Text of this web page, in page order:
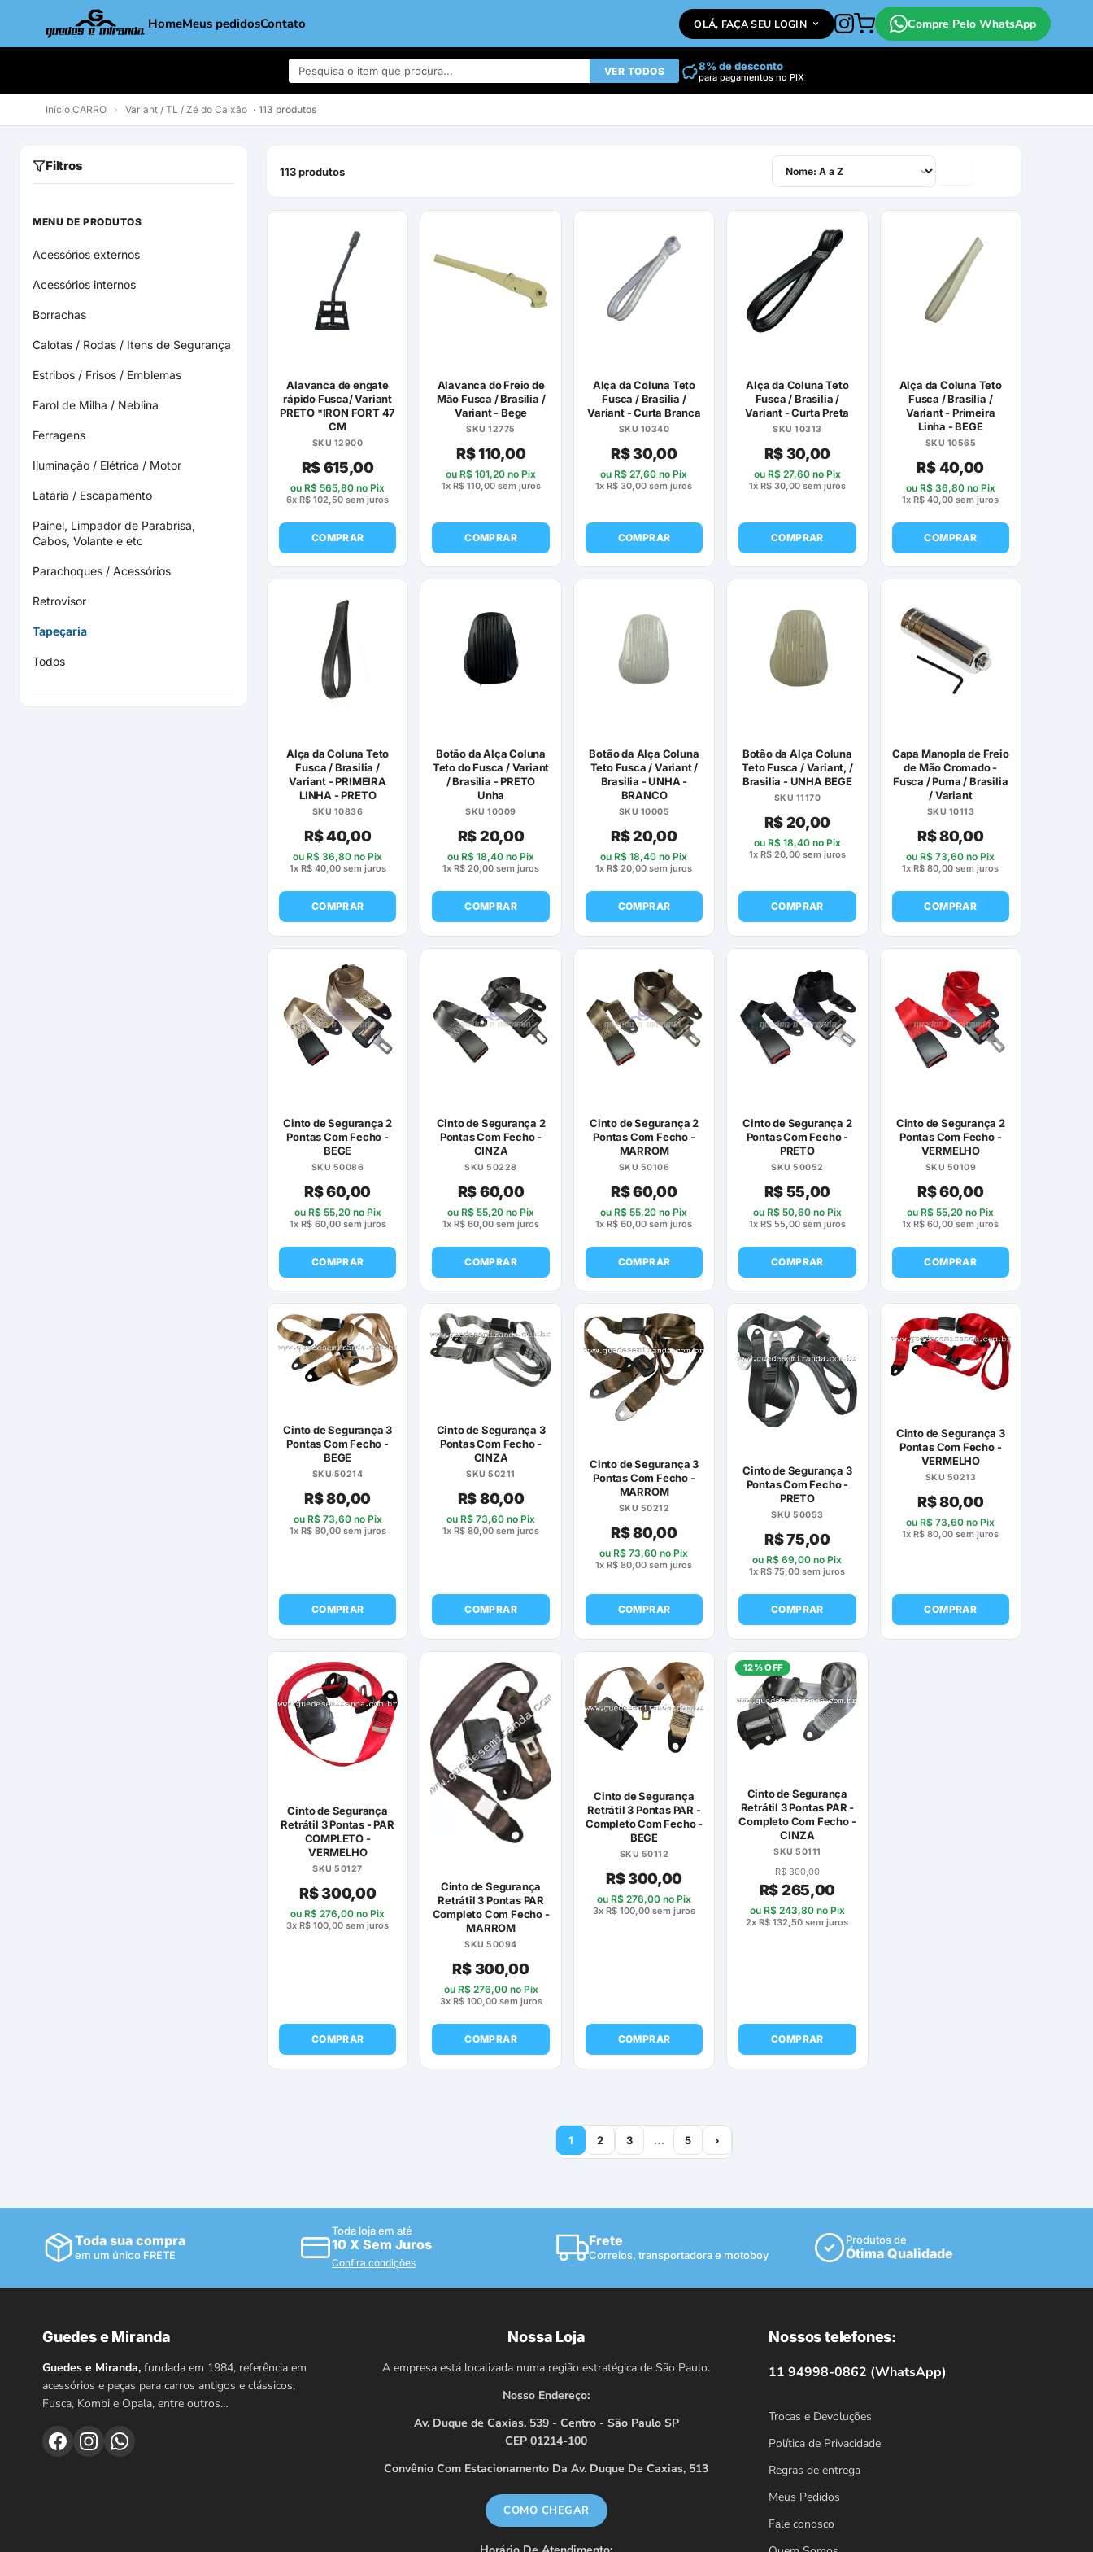
HomeMeus pedidosContato OLÁ, FAÇA SEU LOGIN Compre Pelo WhatsApp
VER TODOS 8% de desconto
para pagamentos no PIX
Início CARRO › Variant / TL / Zé do Caixão · 113 produtos
Filtros
MENU DE PRODUTOS
Acessórios externos
Acessórios internos
Borrachas
Calotas / Rodas / Itens de Segurança
Estribos / Frisos / Emblemas
Farol de Milha / Neblina
Ferragens
Iluminação / Elétrica / Motor
Lataria / Escapamento
Painel, Limpador de Parabrisa,
Cabos, Volante e etc
Parachoques / Acessórios
Retrovisor
Tapeçaria
Todos
113 produtos
Alavanca de engate
rápido Fusca/ Variant
PRETO *IRON FORT 47
CM
SKU 12900
R$615,00
ouR$ 565,80 no Pix
6xR$ 102,50 sem juros
COMPRAR
Alavanca do Freio de
Mão Fusca / Brasilia /
Variant - Bege
SKU 12775
R$110,00
ouR$ 101,20 no Pix
1x R$110,00sem juros
COMPRAR
Alça da Coluna Teto
Fusca / Brasilia /
Variant - Curta Branca
SKU 10340
R$30,00
ouR$ 27,60 no Pix
1xR$ 30,00 sem juros
COMPRAR
Alça da Coluna Teto
Fusca / Brasilia /
Variant - Curta Preta
SKU 10313
R$30,00
ou R$27,60no Pix
1x R$30,00sem juros
COMPRAR
Alça da Coluna Teto
Fusca / Brasilia /
Variant - Primeira
Linha - BEGE
SKU 10565
R$40,00
ou R$36,80no Pix
1xR$ 40,00 sem juros
COMPRAR
Alça da Coluna Teto
Fusca / Brasilia /
Variant - PRIMEIRA
LINHA - PRETO
SKU 10836
R$40,00
ouR$ 36,80 no Pix
1x R$40,00sem juros
COMPRAR
Botão da Alça Coluna
Teto do Fusca / Variant
/ Brasilia - PRETO
Unha
SKU 10009
R$20,00
ouR$ 18,40 no Pix
1xR$ 20,00 sem juros
COMPRAR
Botão da Alça Coluna
Teto Fusca / Variant /
Brasilia - UNHA -
BRANCO
SKU 10005
R$20,00
ouR$ 18,40 no Pix
1xR$ 20,00 sem juros
COMPRAR
Botão da Alça Coluna
Teto Fusca / Variant, /
Brasilia - UNHA BEGE
SKU 11170
R$20,00
ou R$18,40no Pix
1x R$20,00sem juros
COMPRAR
Capa Manopla de Freio
de Mão Cromado -
Fusca / Puma / Brasilia
/ Variant
SKU 10113
R$80,00
ouR$ 73,60 no Pix
1xR$ 80,00 sem juros
COMPRAR
Cinto de Segurança 2
Pontas Com Fecho -
BEGE
SKU 50086
R$60,00
ou R$55,20no Pix
1x R$60,00sem juros
COMPRAR
Cinto de Segurança 2
Pontas Com Fecho -
CINZA
SKU 50228
R$60,00
ouR$ 55,20 no Pix
1xR$ 60,00 sem juros
COMPRAR
Cinto de Segurança 2
Pontas Com Fecho -
MARROM
SKU 50106
R$60,00
ouR$ 55,20 no Pix
1xR$ 60,00 sem juros
COMPRAR
Cinto de Segurança 2
Pontas Com Fecho -
PRETO
SKU 50052
R$55,00
ou R$50,60no Pix
1x R$55,00sem juros
COMPRAR
Cinto de Segurança 2
Pontas Com Fecho -
VERMELHO
SKU 50109
R$60,00
ouR$ 55,20 no Pix
1xR$ 60,00 sem juros
COMPRAR
Cinto de Segurança 3
Pontas Com Fecho -
BEGE
SKU 50214
R$80,00
ou R$73,60no Pix
1x R$80,00sem juros
COMPRAR
Cinto de Segurança 3
Pontas Com Fecho -
CINZA
SKU 50211
R$80,00
ouR$ 73,60 no Pix
1xR$ 80,00 sem juros
COMPRAR
Cinto de Segurança 3
Pontas Com Fecho -
MARROM
SKU 50212
R$80,00
ouR$ 73,60 no Pix
1xR$ 80,00 sem juros
COMPRAR
Cinto de Segurança 3
Pontas Com Fecho -
PRETO
SKU 50053
R$75,00
ouR$ 69,00 no Pix
1xR$ 75,00 sem juros
COMPRAR
Cinto de Segurança 3
Pontas Com Fecho -
VERMELHO
SKU 50213
R$80,00
ouR$ 73,60 no Pix
1xR$ 80,00 sem juros
COMPRAR
Cinto de Segurança
Retrátil 3 Pontas - PAR
COMPLETO -
VERMELHO
SKU 50127
R$300,00
ouR$ 276,00 no Pix
3xR$ 100,00 sem juros
COMPRAR
Cinto de Segurança
Retrátil 3 Pontas PAR
Completo Com Fecho -
MARROM
SKU 50094
R$300,00
ou R$276,00no Pix
3x R$100,00sem juros
COMPRAR
Cinto de Segurança
Retrátil 3 Pontas PAR -
Completo Com Fecho -
BEGE
SKU 50112
R$300,00
ou R$276,00no Pix
3x R$100,00sem juros
COMPRAR
12% OFF
Cinto de Segurança
Retrátil 3 Pontas PAR -
Completo Com Fecho -
CINZA
SKU 50111
R$300,00
R$265,00
ou R$243,80no Pix
2xR$ 132,50 sem juros
COMPRAR
1 2 3 … 5 ›
Toda sua compra
em um único FRETE
Toda loja em até
10 X Sem Juros
Confira condições
Frete
Correios, transportadora e motoboy
Produtos de
Ótima Qualidade
Guedes e Miranda
Guedes e Miranda, fundada em 1984, referência em
acessórios e peças para carros antigos e clássicos,
Fusca, Kombi e Opala, entre outros…
Nossa Loja
A empresa está localizada numa região estratégica de São Paulo.
Nosso Endereço:
Av. Duque de Caxias, 539 - Centro - São Paulo SP
CEP 01214-100
Convênio Com Estacionamento Da Av. Duque De Caxias, 513
COMO CHEGAR
Nossos telefones:
11 94998-0862 (WhatsApp)
Trocas e Devoluções
Política de Privacidade
Regras de entrega
Meus Pedidos
Fale conosco